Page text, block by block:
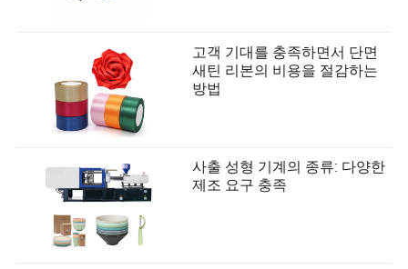
고객 기대를 충족하면서 단면
새틴 리본의 비용을 절감하는
방법
사출 성형 기계의 종류: 다양한
제조 요구 충족